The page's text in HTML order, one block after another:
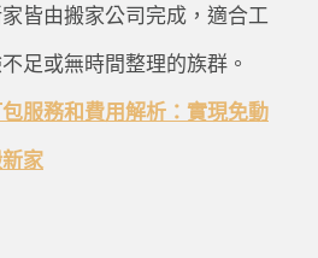
皆由搬家公司完成，適合工
足或無時間整理的族群。
服務和費用解析：實現免動
家